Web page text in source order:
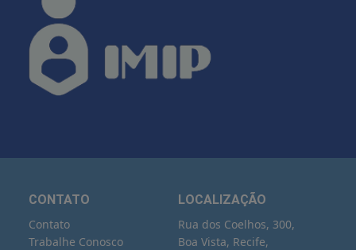
CONTATO
Contato
Trabalhe Conosco
LOCALIZAÇÃO
Rua dos Coelhos, 300,
Boa Vista, Recife,